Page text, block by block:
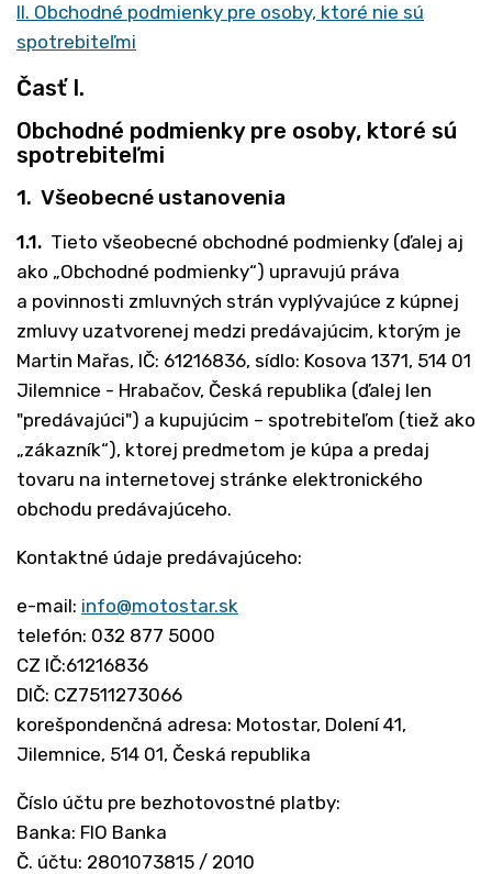
II. Obchodné podmienky pre osoby, ktoré nie sú
spotrebiteľmi
Časť I.
Obchodné podmienky pre osoby, ktoré sú
spotrebiteľmi
1. Všeobecné ustanovenia
1.1. Tieto všeobecné obchodné podmienky (ďalej aj
ako „Obchodné podmienky“) upravujú práva
a povinnosti zmluvných strán vyplývajúce z kúpnej
zmluvy uzatvorenej medzi predávajúcim, ktorým je
Martin Mařas, IČ: 61216836, sídlo: Kosova 1371, 514 01
Jilemnice - Hrabačov, Česká republika (ďalej len
"predávajúci") a kupujúcim – spotrebiteľom (tiež ako
„zákazník“), ktorej predmetom je kúpa a predaj
tovaru na internetovej stránke elektronického
obchodu predávajúceho.
Kontaktné údaje predávajúceho:
e-mail: info@motostar.sk
telefón: 032 877 5000
CZ IČ:61216836
DIČ: CZ7511273066
korešpondenčná adresa: Motostar, Dolení 41,
Jilemnice, 514 01, Česká republika
Číslo účtu pre bezhotovostné platby:
Banka: FIO Banka
Č. účtu: 2801073815 / 2010